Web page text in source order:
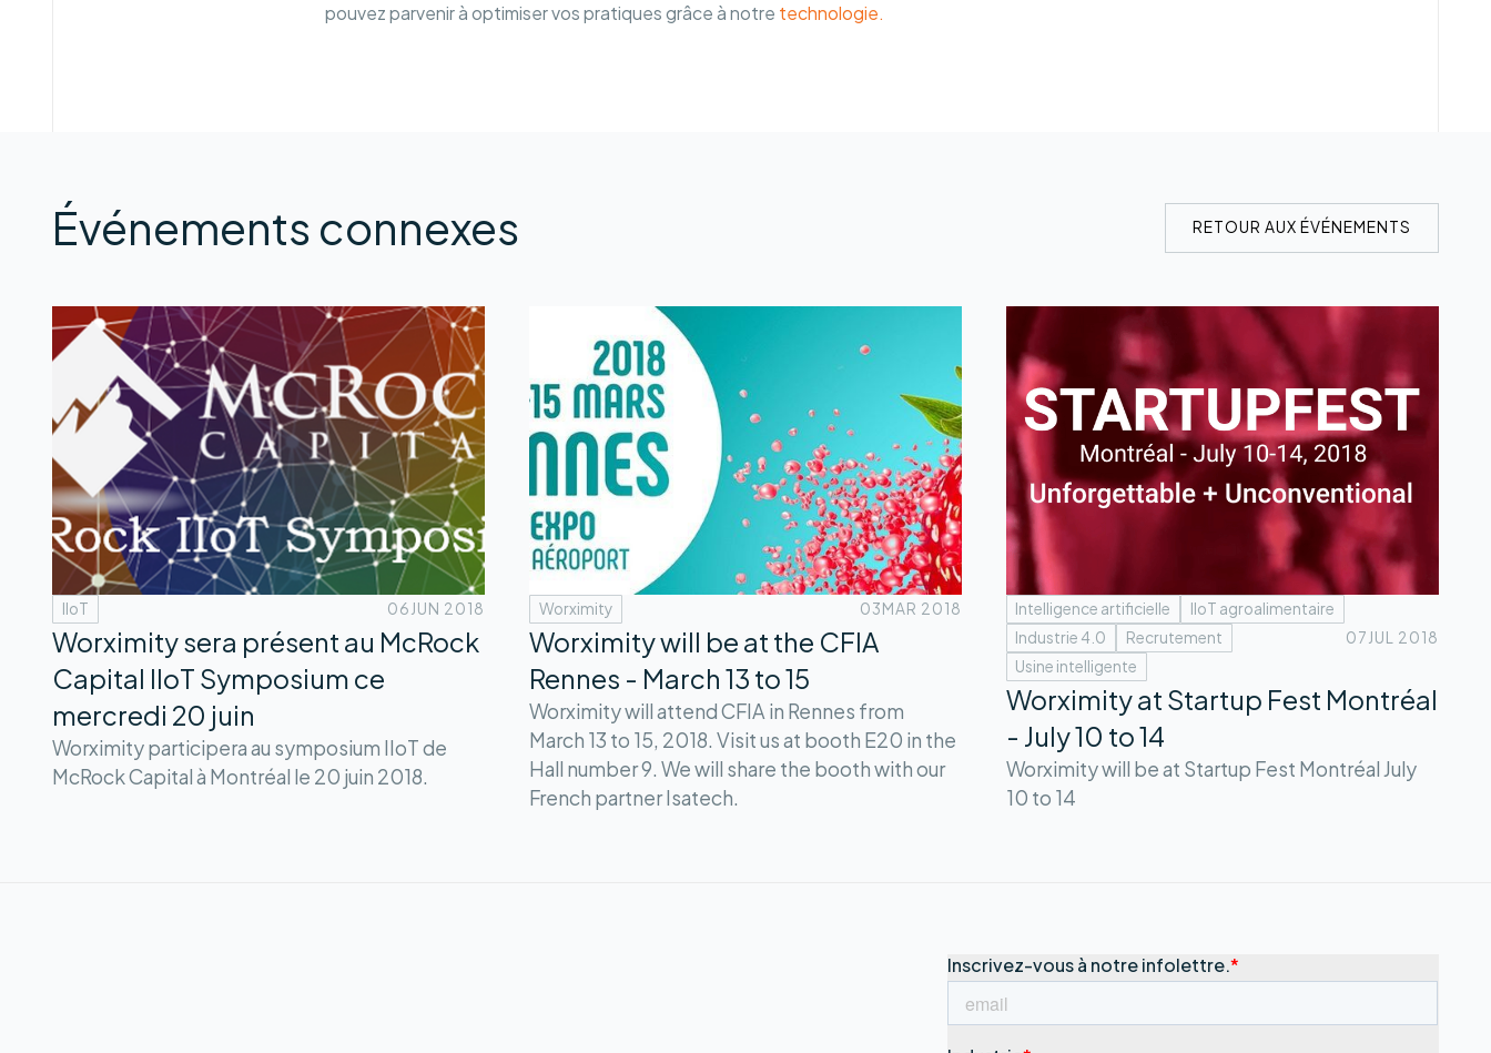
pouvez parvenir à optimiser vos pratiques grâce à notre technologie.
Événements connexes RETOUR AUX ÉVÉNEMENTS
IIoT 06 JUN 2018
Worximity sera présent au McRock
Capital IIoT Symposium ce
mercredi 20 juin
Worximity participera au symposium IIoT de
McRock Capital à Montréal le 20 juin 2018.
Worximity 03MAR 2018
Worximity will be at the CFIA
Rennes - March 13 to 15
Worximity will attend CFIA in Rennes from
March 13 to 15, 2018. Visit us at booth E20 in the
Hall number 9. We will share the booth with our
French partner Isatech.
Intelligence artificielle
IIoT agroalimentaire
Industrie 4.0
Recrutement
Usine intelligente
07 JUL 2018
Worximity at Startup Fest Montréal
- July 10 to 14
Worximity will be at Startup Fest Montréal July
10 to 14